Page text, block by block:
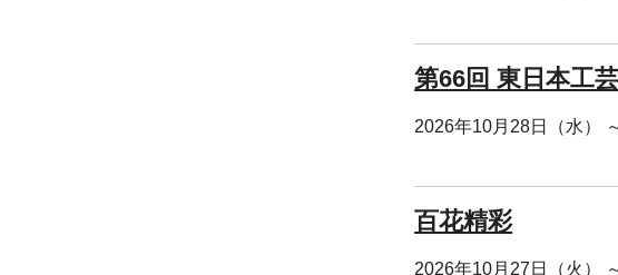
第66回 東日本工
2026年10月28日（水）
百花精彩
2026年10月27日（火）